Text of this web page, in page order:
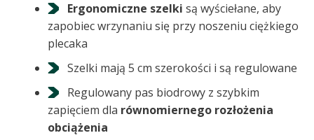
Ergonomiczne szelki są wyściełane, aby
zapobiec wrzynaniu się przy noszeniu ciężkiego
plecaka
Szelki mają 5 cm szerokości i są regulowane
Regulowany pas biodrowy z szybkim
zapięciem dla równomiernego rozłożenia
obciążenia